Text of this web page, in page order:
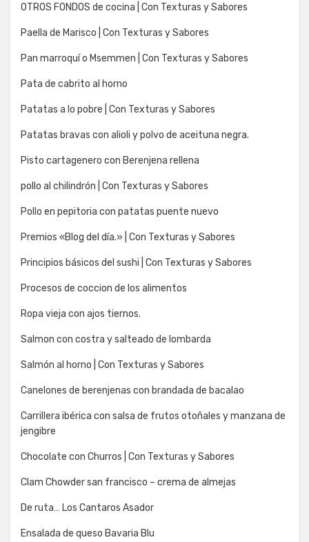
OTROS FONDOS de cocina | Con Texturas y Sabores
Paella de Marisco | Con Texturas y Sabores
Pan marroquí o Msemmen | Con Texturas y Sabores
Pata de cabrito al horno
Patatas a lo pobre | Con Texturas y Sabores
Patatas bravas con alioli y polvo de aceituna negra.
Pisto cartagenero con Berenjena rellena
pollo al chilindrón | Con Texturas y Sabores
Pollo en pepitoria con patatas puente nuevo
Premios «Blog del día.» | Con Texturas y Sabores
Principios básicos del sushi | Con Texturas y Sabores
Procesos de coccion de los alimentos
Ropa vieja con ajos tiernos.
Salmon con costra y salteado de lombarda
Salmón al horno | Con Texturas y Sabores
Canelones de berenjenas con brandada de bacalao
Carrillera ibérica con salsa de frutos otoñales y manzana de
jengibre
Chocolate con Churros | Con Texturas y Sabores
Clam Chowder san francisco – crema de almejas
De ruta… Los Cantaros Asador
Ensalada de queso Bavaria Blu